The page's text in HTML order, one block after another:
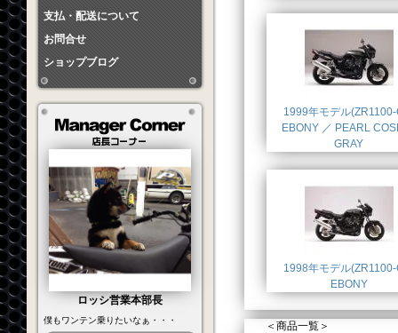
支払・配送について
お問合せ
ショップブログ
ロッシ営業本部長
僕もワンテン乗りたいなぁ・・・
1999年モデル
EBONY ／ PEARL
GRAY
1998年モデル
EBONY
＜商品一覧＞